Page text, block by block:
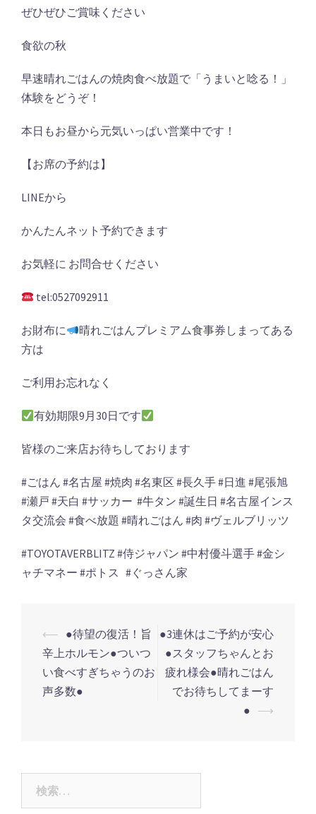
ぜひぜひご賞味ください
食欲の秋
早速晴れごはんの焼肉食べ放題で「うまいと唸る！」
体験をどうぞ！
本日もお昼から元気いっぱい営業中です！
【お席の予約は】
LINEから
かんたんネット予約できます
お気軽に お問合せください
tel:0527092911
お財布に
晴れごはんプレミアム食事券しまってある
方は
ご利用お忘れなく
有効期限9月30日です
皆様のご来店お待ちしております
#ごはん #名古屋 #焼肉 #名東区 #長久手#日進 #尾張旭
#瀬戸 #天白 #サッカー #牛タン #誕生日 #名古屋インス
タ交流会 #食べ放題 #晴れごはん #肉 #ヴェルブリッツ
#TOYOTAVERBLITZ #侍ジャパン #中村優斗選手#金シ
ャチマネー #ポトス #ぐっさん家
投
稿
ナ
ビ
ョ
ン
⟵ ●待望の復活！旨
辛上ホルモン●ついつ
い食べすぎちゃうのお
声多数●
●3連休はご予約が安心
●スタッフちゃんとお
疲れ様会●晴れごはん
でお待ちしてまーす
● ⟶